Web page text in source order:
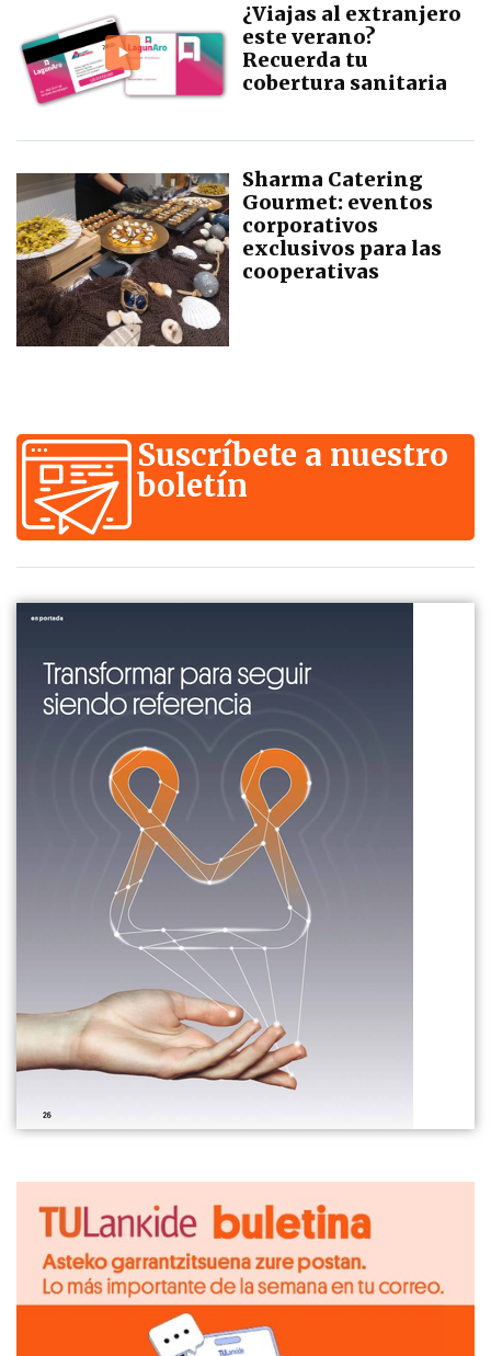
¿Viajas al extranjero
este verano?
Recuerda tu
cobertura sanitaria
Sharma Catering
Gourmet: eventos
corporativos
exclusivos para las
cooperativas
Suscríbete a nuestro
boletín